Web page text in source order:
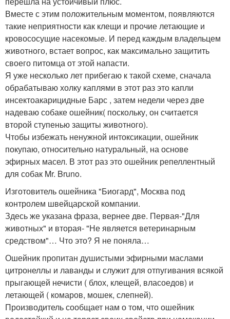
Вместе с этим положительным моментом, появляются
такие неприятности как клещи и прочие летающие и
кровососущие насекомые. И перед каждым владельцем
животного, встает вопрос, как максимально защитить
своего питомца от этой напасти.
Я уже несколько лет прибегаю к такой схеме, сначала
обрабатываю холку каплями в этот раз это капли
инсектоакарицидные Барс , затем недели через две
надеваю собаке ошейник( поскольку, он считается
второй ступенью защиты животного).
Чтобы избежать ненужной интоксикации, ошейник
покупаю, относительно натуральный, на основе
эфирных масел. В этот раз это ошейник репеллентный
для собак Mr. Bruno.
Изготовитель ошейника "Биогард", Москва под
контролем швейцарской компании.
Здесь же указана фраза, вернее две. Первая-"Для
животных" и вторая- "Не является ветеринарным
средством"… Что это? Я не поняла…
Ошейник пропитан душистыми эфирными маслами
цитронеллы и лаванды и служит для отпугивания всякой
прыгающей нечисти ( блох, клещей, власоедов) и
летающей ( комаров, мошек, слепней).
Производитель сообщает нам о том, что ошейник